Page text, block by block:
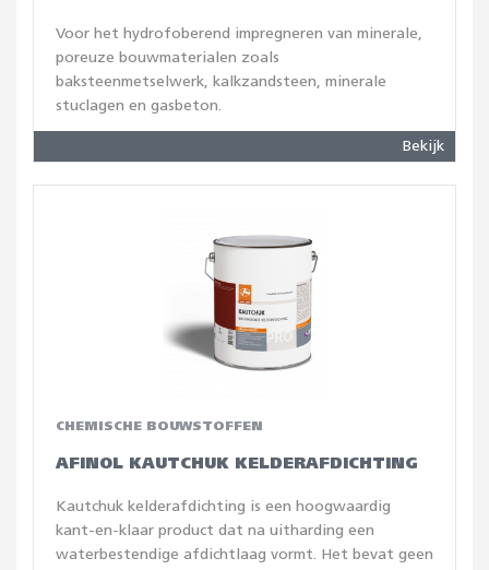
Voor het hydrofoberend impregneren van minerale,
poreuze bouwmaterialen zoals
baksteenmetselwerk, kalkzandsteen, minerale
stuclagen en gasbeton.
Bekijk
CHEMISCHE BOUWSTOFFEN
AFINOL KAUTCHUK KELDERAFDICHTING
Kautchuk kelderafdichting is een hoogwaardig
kant-en-klaar product dat na uitharding een
waterbestendige afdichtlaag vormt. Het bevat geen